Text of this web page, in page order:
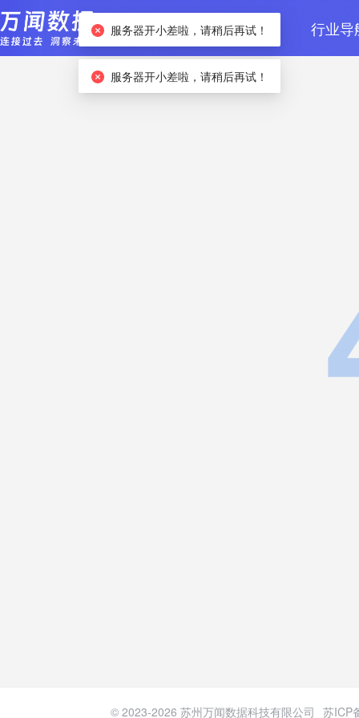
首页 数据检索 行业导
© 2023-2026 苏州万闻数据科技有限公司 苏ICP
服务器开小差啦，请稍后再试！
服务器开小差啦，请稍后再试！